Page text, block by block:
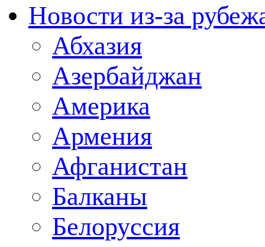
Новости из-за
Абхазия
Азербайджан
Америка
Армения
Афганистан
Балканы
Белоруссия